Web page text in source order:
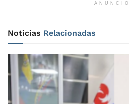
ANUNCIO
Noticias Relacionadas